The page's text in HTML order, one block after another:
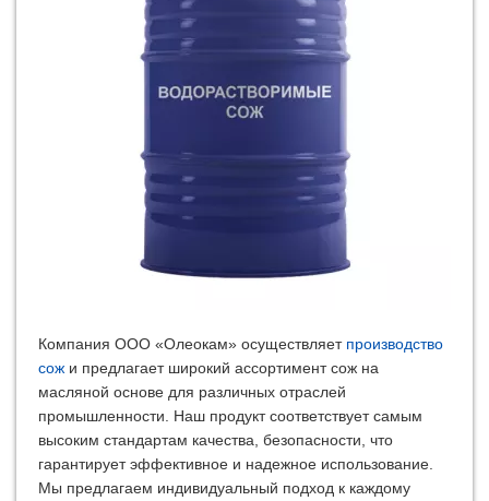
Компания ООО «Олеокам» осуществляет производство
сож и предлагает широкий ассортимент сож на
масляной основе для различных отраслей
промышленности. Наш продукт соответствует самым
высоким стандартам качества, безопасности, что
гарантирует эффективное и надежное использование.
Мы предлагаем индивидуальный подход к каждому